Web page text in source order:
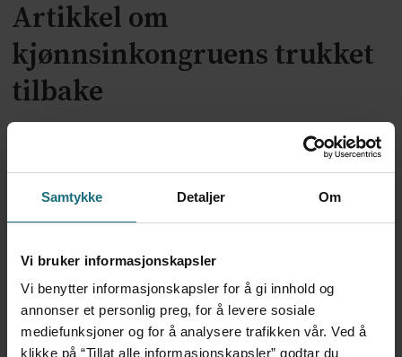
Samtykke Detaljer Om
Vi bruker informasjonskapsler
Vi benytter informasjonskapsler for å gi innhold og
annonser et personlig preg, for å levere sosiale
mediefunksjoner og for å analysere trafikken vår. Ved å
klikke på “Tillat alle informasjonskapsler” godtar du
Artikkel om
kjønnsinkongruens trukket
tilbake
Dansk politi vil fengsle lege